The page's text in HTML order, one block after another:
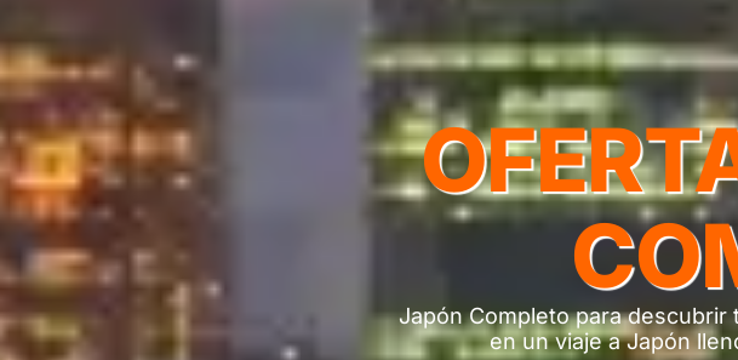
Japón Completo para descubrir
en un viaje a Japón